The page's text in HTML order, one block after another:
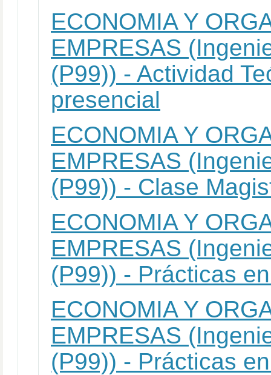
ECONOMIA Y
EMPRESAS
(P99)) - Actividad
presencial
ECONOMIA Y
EMPRESAS
(P99)) - Clase
ECONOMIA Y
EMPRESAS
(P99)) - Prácticas
ECONOMIA Y
EMPRESAS
(P99)) - Prácticas